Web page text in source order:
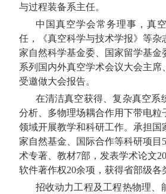
与过程装备系主任。
中国真空学会常务理事，真
任，《真空科学与技术学报》等杂
家自然科学基金委、国家留学基金
系列国内外真空学术会议大会主席
受邀做大会报告。
在清洁真空获得、复杂真空系
分析、多物理场耦合作用下带电粒
领域开展教学和科研工作。承担国
家自然基金、国际合作等科研项目
术专著、教材7部，发表学术论文
软件著作权20余项，获得省部级各
招收动力工程及工程热物理、